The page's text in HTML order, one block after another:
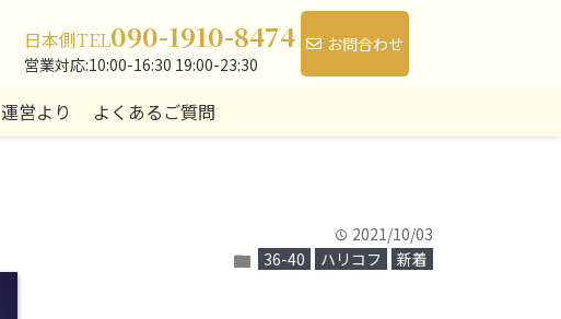
日本側TEL090-1910-8474
営業対応:10:00-16:30 19:00-23:30
お問合わせ
運営より よくあるご質問
time 2021/10/03
folder 36-40 ハリコフ 新着